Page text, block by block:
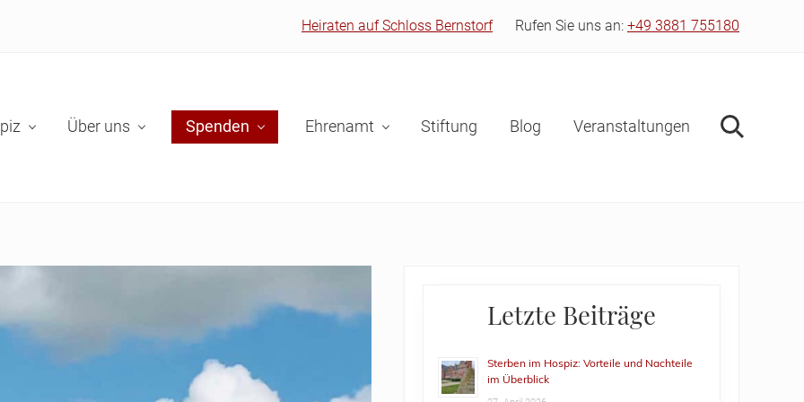
Heiraten auf Schloss Bernstorf Rufen Sie uns an: +49 3881 755180
Über uns Spenden Ehrenamt Stiftung Blog Veranstaltungen Suche
PrimaryLetzte Beiträge
Sterben im Hospiz: Vorteile und Nachteile
im Überblick